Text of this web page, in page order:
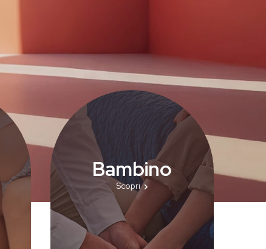
e
Bambino
Scopri le nostre scarpe da bambino:
colorate, resistenti e confortevoli.
Pensate per accompagnare ogni
passo in sicurezza, dai primi passi
alle avventure di ogni giorno.
Scopri